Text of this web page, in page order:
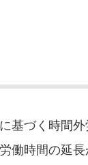
基づく時間
働時間の延